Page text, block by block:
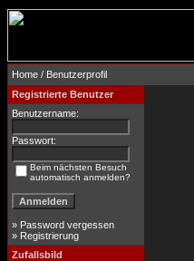
Home / Benutzerprofil
Registrierte Benutzer
Benutzername:
Passwort:
Beim nächsten Besuch
automatisch anmelden?
» Password vergessen
» Registrierung
Zufallsbild